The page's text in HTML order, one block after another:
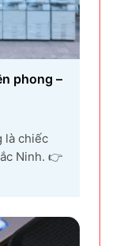
phong –
là chiếc
Ninh. 👉
đầu tư